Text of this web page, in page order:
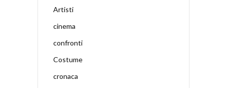
Artisti
cinema
confronti
Costume
cronaca